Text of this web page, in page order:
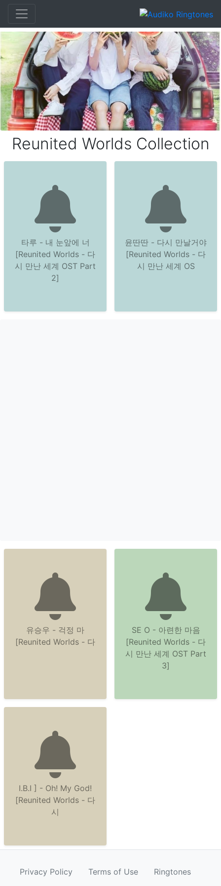
Reunited Worlds Collection
타루 - 내 눈앞에 너
[Reunited Worlds - 다
시 만난 세계 OST Part
2]
윤딴딴 - 다시 만날거야
[Reunited Worlds - 다
시 만난 세계 OS
유승우 - 걱정 마
[Reunited Worlds - 다
SE O - 아련한 마음
[Reunited Worlds - 다
시 만난 세계 OST Part
3]
I.B.I ] - Oh! My God!
[Reunited Worlds - 다
시
Privacy Policy Terms of Use Ringtones